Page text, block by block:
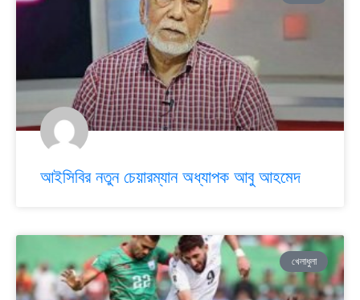
আইসিবির নতুন চেয়ারম্যান অধ্যাপক আবু আহমেদ
খেলাধুলা